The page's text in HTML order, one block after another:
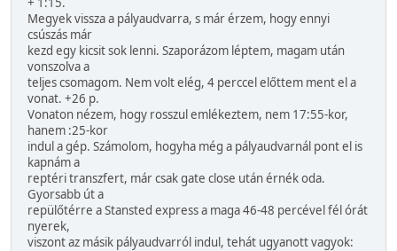
Megyek vissza a pályaudvarra, s már érzem, hogy ennyi
csúszás már
kezd egy kicsit sok lenni. Szaporázom léptem, magam után
vonszolva a
teljes csomagom. Nem volt elég, 4 perccel előttem ment el a
vonat. +26 p.
Vonaton nézem, hogy rosszul emlékeztem, nem 17:55-kor,
hanem :25-kor
indul a gép. Számolom, hogyha még a pályaudvarnál pont el is
kapnám a
reptéri transzfert, már csak gate close után érnék oda.
Gyorsabb út a
repülőtérre a Stansted express a maga 46-48 percével fél órát
nyerek,
viszont az másik pályaudvarról indul, tehát ugyanott vagyok: